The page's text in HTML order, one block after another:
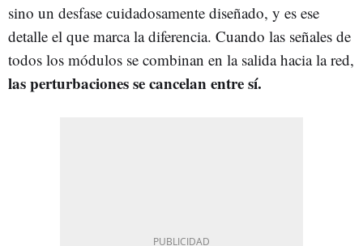
sino un desfase cuidadosamente diseñado, y es ese
detalle el que marca la diferencia. Cuando las señales de
todos los módulos se combinan en la salida hacia la red,
las perturbaciones se cancelan entre sí.